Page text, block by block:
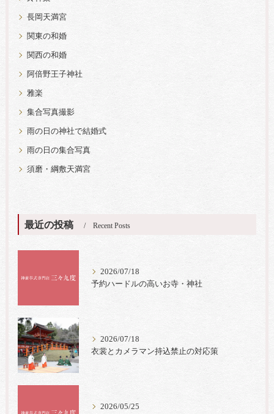
長岡天満宮
関東の和婚
関西の和婚
阿倍野王子神社
雅楽
集合写真撮影
雨の日の神社で結婚式
雨の日の集合写真
須磨・綱敷天満宮
最近の投稿 Recent Posts
2026/07/18
予約ハードルの高いお寺・神社
2026/07/18
衣裳とカメラマン持込禁止の対応策
2026/05/25